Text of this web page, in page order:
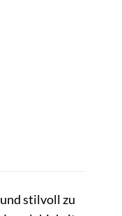
stilvoll zu